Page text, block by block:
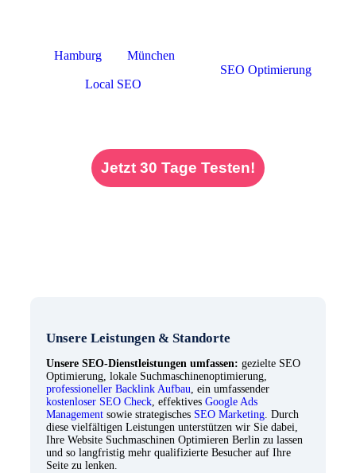
Hamburg München
SEO Optimierung
Local SEO
Jetzt 30 Tage Testen!
Unsere Leistungen & Standorte
Unsere SEO-Dienstleistungen umfassen: gezielte SEO
Optimierung, lokale Suchmaschinenoptimierung,
professioneller Backlink Aufbau, ein umfassender
kostenloser SEO Check, effektives Google Ads
Management sowie strategisches SEO Marketing. Durch
diese vielfältigen Leistungen unterstützen wir Sie dabei,
Ihre Website Suchmaschinen Optimieren Berlin zu lassen
und so langfristig mehr qualifizierte Besucher auf Ihre
Seite zu lenken.